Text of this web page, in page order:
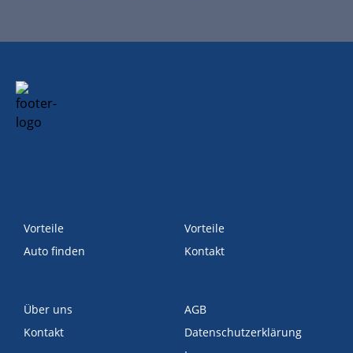
Vorteile
Auto finden
Vorteile
Kontakt
Über uns
Kontakt
AGB
Datenschutzerklärung